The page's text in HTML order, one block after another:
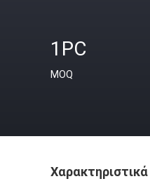
1PC
MOQ
Χαρακτηριστικά